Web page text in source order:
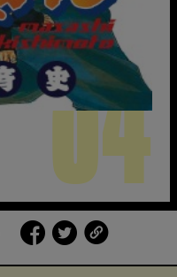
04